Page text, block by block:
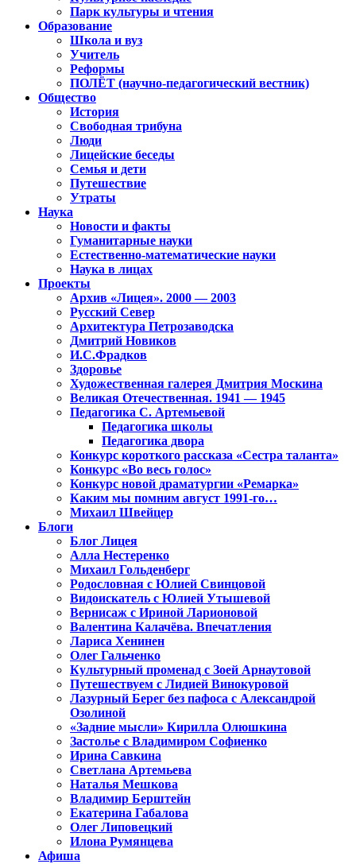
Парк культуры и чтения
Образование
Школа и вуз
Учитель
Реформы
ПОЛЁТ (научно-педагогический вестник)
Общество
История
Свободная трибуна
Люди
Лицейские беседы
Семья и дети
Путешествие
Утраты
Наука
Новости и факты
Гуманитарные науки
Естественно-математические науки
Наука в лицах
Проекты
Архив «Лицея». 2000 — 2003
Русский Север
Архитектура Петрозаводска
Дмитрий Новиков
И.С.Фрадков
Здоровье
Художественная галерея Дмитрия Москина
Великая Отечественная. 1941 — 1945
Педагогика С. Артемьевой
Педагогика школы
Педагогика двора
Конкурс короткого рассказа «Сестра таланта»
Конкурс «Во весь голос»
Конкурс новой драматургии «Ремарка»
Каким мы помним август 1991-го…
Михаил Швейцер
Блоги
Блог Лицея
Алла Нестеренко
Михаил Гольденберг
Родословная с Юлией Свинцовой
Видоискатель с Юлией Утышевой
Вернисаж с Ириной Ларионовой
Валентина Калачёва. Впечатления
Лариса Хенинен
Олег Гальченко
Культурный променад с Зоей Арнаутовой
Путешествуем с Лидией Винокуровой
Лазурный Берег без пафоса с Александрой
Озолиной
«Задние мысли» Кирилла Олюшкина
Застолье с Владимиром Софиенко
Ирина Савкина
Светлана Артемьева
Наталья Мешкова
Владимир Берштейн
Екатерина Габалова
Олег Липовецкий
Илона Румянцева
Афиша